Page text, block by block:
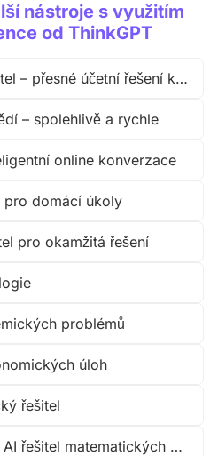
nástroje s využitím
od ThinkGPT
Rychlý AI účetní řešitel – přesné účetní řešení krok za krokem
– spolehlivě a rychle
online konverzace
pro domácí úkoly
pro okamžitá řešení
problémů
úloh
řešitel
Photomath – Rychlý AI řešitel matematických příkladů